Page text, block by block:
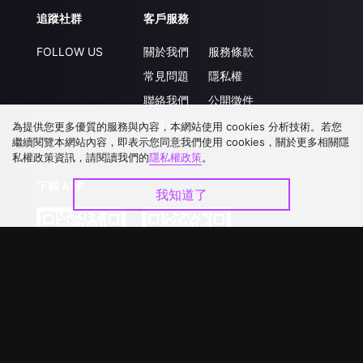
追蹤社群
FOLLOW US
客戶服務
關於我們
常見問題
聯絡我們
升級VIP
服務條款
隱私權
公開徵件
合作洽談
為提供您更多優質的服務與內容，本網站使用 cookies 分析技術。若您
繼續閱覽本網站內容，即表示您同意我們使用 cookies，關於更多相關隱
私權政策資訊，請閱讀我們的隱私權政策。
我知道了